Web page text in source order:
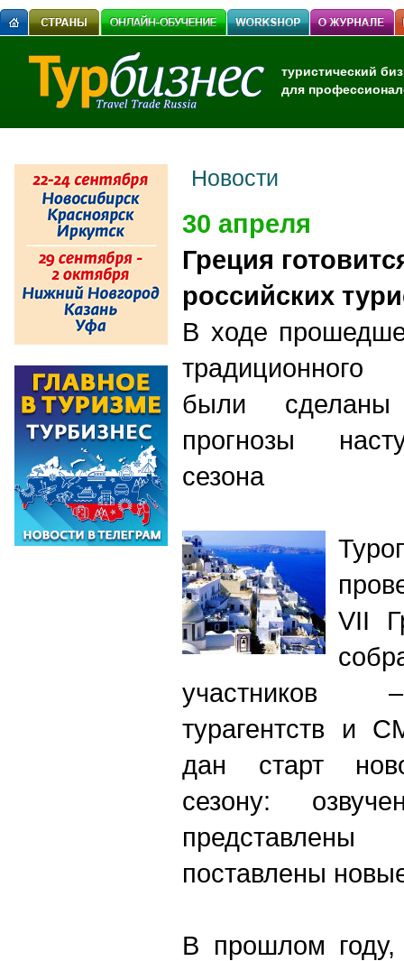
туристический
для
Новости
30 апреля
Греция
российских
В ходе
традиционного
были сделаны
прогнозы
сезона
VII
участников
турагентств и
дан старт
сезону:
поставлены
В прошлом